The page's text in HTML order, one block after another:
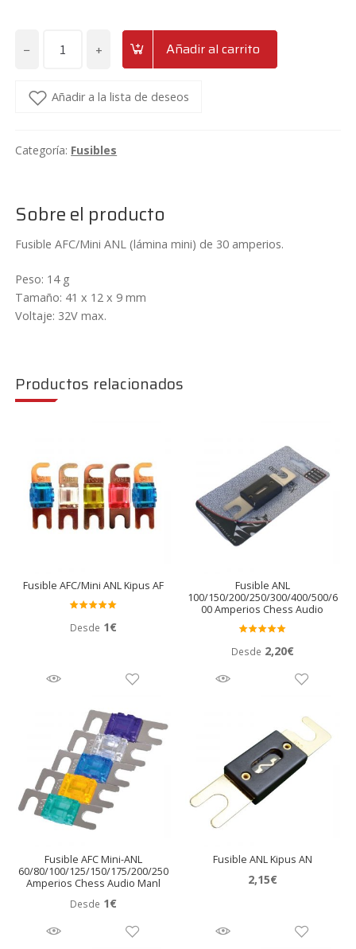
−
de
SoundCube
+ Añadir al carrito
Añadir a la lista de deseos
Categoría: Fusibles
Sobre el producto
Fusible AFC/Mini ANL (lámina mini) de 30 amperios.
Peso: 14 g
Tamaño: 41 x 12 x 9 mm
Voltaje: 32V max.
Productos relacionados
Fusible AFC/Mini ANL Kipus AF
do en
Desde 1€
Fusible ANL
100/150/200/250/300/400/500/6
00 Amperios Chess Audio
do en
Desde 2,20€
Fusible AFC Mini-ANL
60/80/100/125/150/175/200/250
Amperios Chess Audio Manl
Desde 1€
Fusible ANL Kipus AN
2,15€